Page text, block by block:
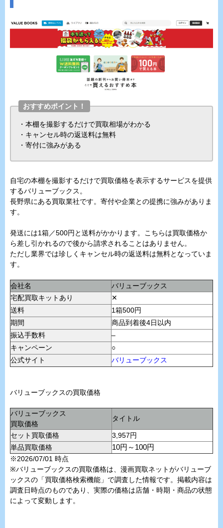
おすすめポイント！
・本棚を撮影するだけで買取相場がわかる
・キャンセル時の返送料は無料
・寄付に強みがある
自宅の本棚を撮影するだけで買取価格を表示するサービスを提供
するバリューブックス。
長野県にある買取業社です。寄付や企業との提携に強みがありま
す。
発送には1箱／500円と送料がかかります。こちらは買取価格か
ら差し引かれるので後から請求されることはありません。
ただし業界では珍しくキャンセル時の返送料は無料となっていま
す。
会社名
バリューブックス
宅配買取キットあり
✕
送料
1箱500円
期間
商品到着後4日以内
振込手数料
–
キャンペーン
○
公式サイト
バリューブックス
バリューブックスの買取価格
バリューブックス
買取価格
タイトル
セット買取価格
3,957円
単品買取価格
10円～100円
※2026/07/01 時点
※バリューブックスの買取価格は、漫画買取ネットがバリューブ
ックスの「買取価格検索機能」で調査した情報です。掲載内容は
調査日時点のものであり、実際の価格は店舗・時期・商品の状態
によって変動します。